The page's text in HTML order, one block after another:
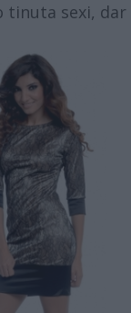
tinuta sexi, dar